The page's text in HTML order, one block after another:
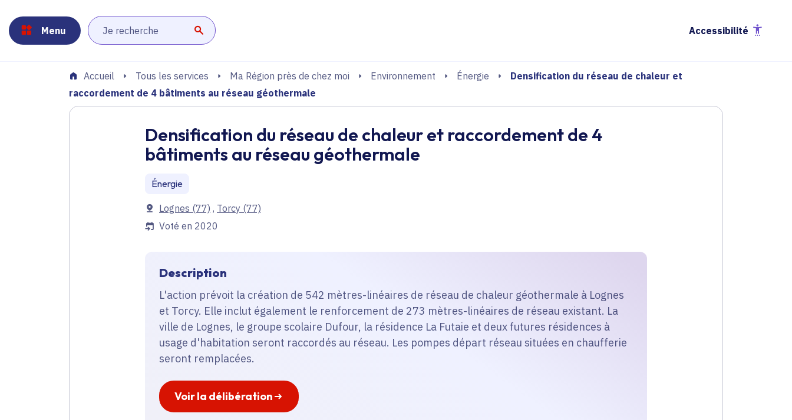
Menu
Lancer la recherche Accessibilité
Accueil Tous les services Ma Région près de chez moi Environnement Énergie
Densification du réseau de chaleur et
raccordement de 4 bâtiments au réseau géothermale
Densification du réseau de chaleur et raccordement de 4
bâtiments au réseau géothermale
Énergie
Communes
Lognes (77) , Torcy (77)
Voté en 2020
Description
L'action prévoit la création de 542 mètres-linéaires de réseau de chaleur géothermale à Lognes
et Torcy. Elle inclut également le renforcement de 273 mètres-linéaires de réseau existant. La
ville de Lognes, le groupe scolaire Dufour, la résidence La Futaie et deux futures résidences à
usage d'habitation seront raccordés au réseau. Les pompes départ réseau situées en chaufferie
seront remplacées.
Voir la délibération